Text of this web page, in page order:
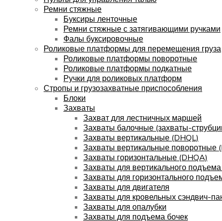
Ремни стяжные
Буксиры ленточные
Ремни стяжные с затягивающими ручками
Фалы буксировочные
Роликовые платформы для перемещения груза
Роликовые платформы поворотные
Роликовые платформы подкатные
Ручки для роликовых платформ
Стропы и грузозахватные приспособления
Блоки
Захваты
Захват для лестничных маршей
Захваты балочные (захваты-
Захваты вертикальные (DHQL)
Захваты вертикальные поворотные
Захваты горизонтальные (DHQA)
Захваты для вертикального
Захваты для горизонтального
Захваты для двигателя
Захваты для кровельных сэндвич-
Захваты для опалубки
Захваты для подъема бочек